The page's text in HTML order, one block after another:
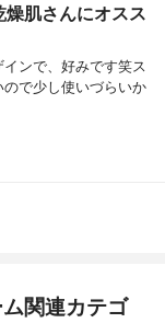
肌さんにオスス
ンで、好みです笑ス
で少し使いづらいか
関連カテゴ